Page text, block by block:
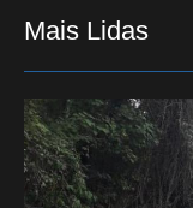
Mais Lidas